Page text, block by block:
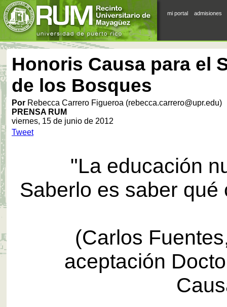
mi portal admisiones
Honoris Causa para el
de los Bosques
Por Rebecca Carrero Figueroa (rebecca.carrero@upr.edu)
PRENSA RUM
viernes, 15 de junio de 2012
Tweet
"La educación
Saberlo es saber qué
(Carlos
aceptación